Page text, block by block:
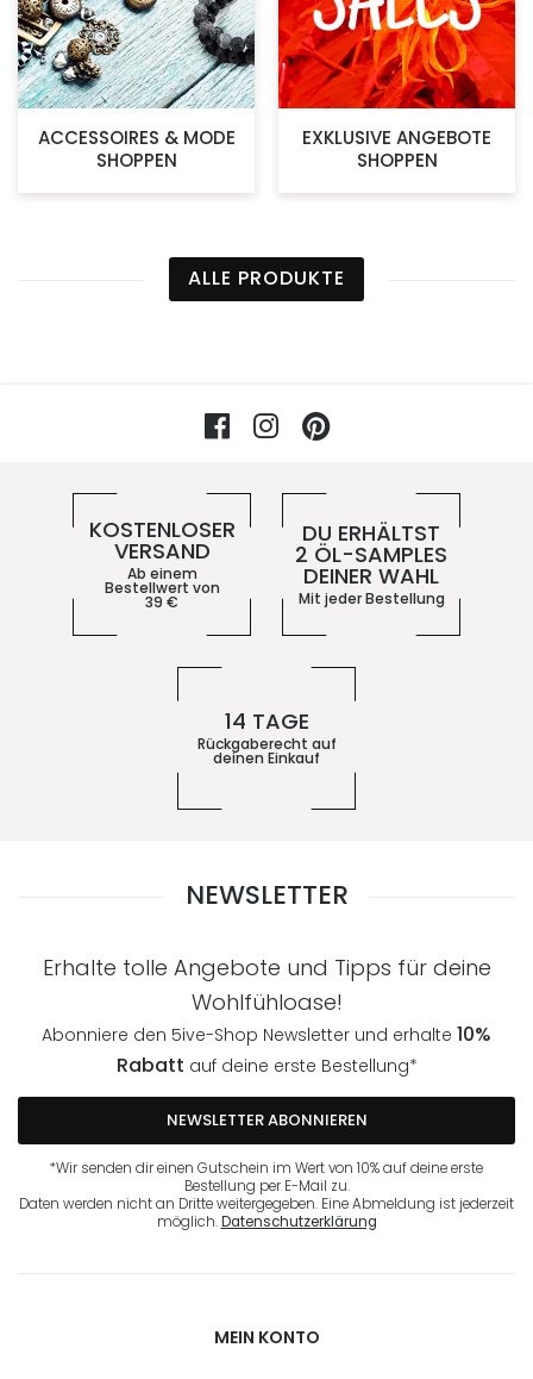
ACCESSOIRES & MODE
SHOPPEN
EXKLUSIVE ANGEBOTE
SHOPPEN
ALLE PRODUKTE
FacebookInstagram
KOSTENLOSER
VERSAND
Ab einem
Bestellwert von
39 €
DU ERHÄLTST
2 ÖL-SAMPLES
DEINER WAHL
Mit jeder Bestellung
14 TAGE
Rückgaberecht auf
deinen Einkauf
NEWSLETTER
Erhalte tolle Angebote und Tipps für deine
Wohlfühloase!
Abonniere den 5ive-Shop Newsletter und erhalte 10%
Rabatt auf deine erste Bestellung*
NEWSLETTER ABONNIEREN
*Wir senden dir einen Gutschein im Wert von 10% auf deine erste
Bestellung per E-Mail zu.
Daten werden nicht an Dritte weitergegeben. Eine Abmeldung ist jederzeit
möglich.Datenschutzerklärung
MEIN KONTO